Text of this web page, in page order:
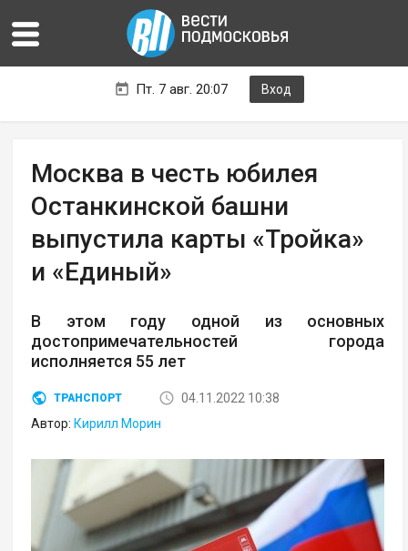
Пт. 7 авг. 20:07 Вход
Москва в честь юбилея
Останкинской башни
выпустила карты «Тройка»
и «Единый»
В этом году одной из основных
достопримечательностей города
исполняется 55 лет
ТРАНСПОРТ
04.11.2022 10:38
Автор: Кирилл Морин